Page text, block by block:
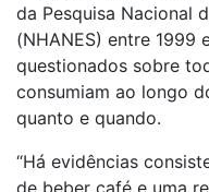
da Pesquisa Nacional
(NHANES) entre 1999
questionados sobre
consumiam ao longo
quanto e quando.
“Há evidências
de beber café e uma